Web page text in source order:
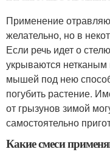
Применение
желательно, но в
Если речь идет о
укрываются нетканым
мышей под нею
погубить растение.
от грызунов зимой
самостоятельно
Какие смеси